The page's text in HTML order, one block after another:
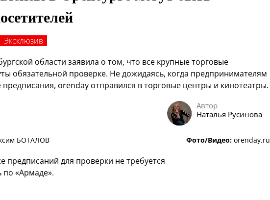
Эксклюзив
области заявила о том, что все крупные торговые
обязательной проверке. Не дожидаясь, когда предпринимателям
orenday отправился в торговые центры и кинотеатры.
Автор
Наталья Русинова
БОТАЛОВ Фото/Видео: orenday.ru
предписаний для проверки не требуется
«Армаде».